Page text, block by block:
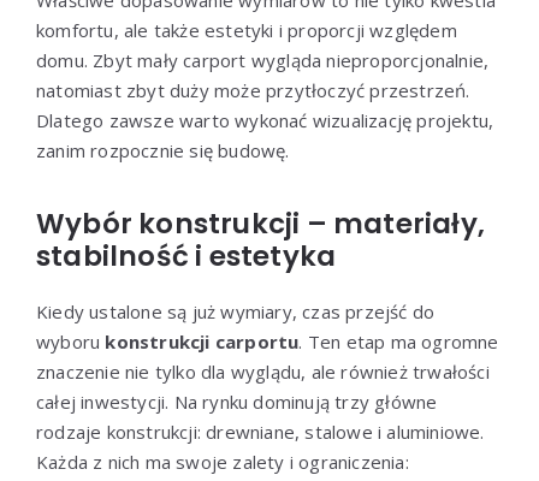
komfortu, ale także estetyki i proporcji względem
domu. Zbyt mały carport wygląda nieproporcjonalnie,
natomiast zbyt duży może przytłoczyć przestrzeń.
Dlatego zawsze warto wykonać wizualizację projektu,
zanim rozpocznie się budowę.
Wybór konstrukcji – materiały,
stabilność i estetyka
Kiedy ustalone są już wymiary, czas przejść do
wyboru konstrukcji carportu. Ten etap ma ogromne
znaczenie nie tylko dla wyglądu, ale również trwałości
całej inwestycji. Na rynku dominują trzy główne
rodzaje konstrukcji: drewniane, stalowe i aluminiowe.
Każda z nich ma swoje zalety i ograniczenia: